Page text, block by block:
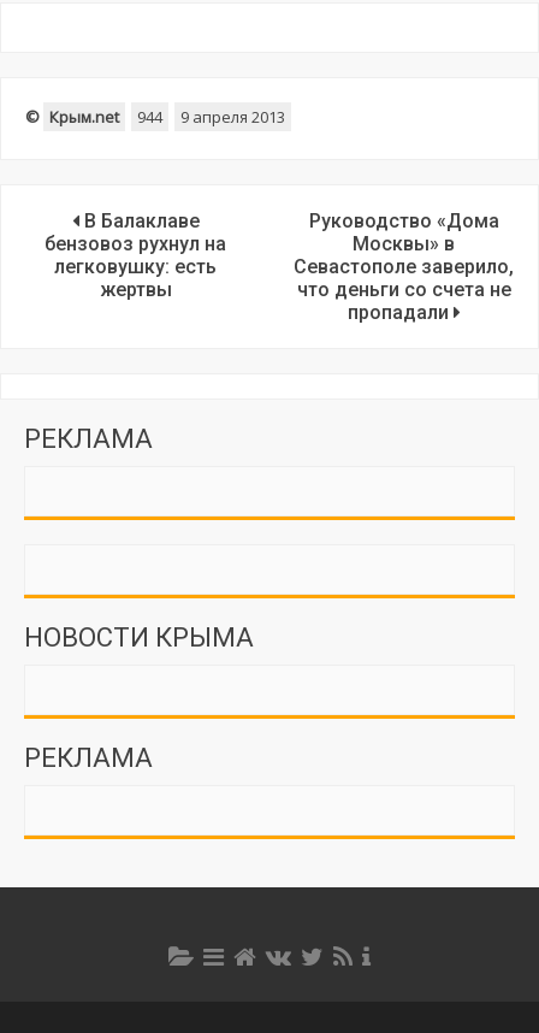
© Крым.net 944 9 апреля 2013
В Балаклаве
бензовоз рухнул на
легковушку: есть
жертвы
Руководство «Дома
Москвы» в
Севастополе заверило,
что деньги со счета не
пропадали
РЕКЛАМА
НОВОСТИ КРЫМА
РЕКЛАМА